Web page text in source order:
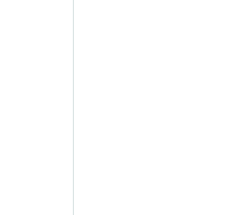
במרכז, כגון משחקים עם
שלוה בתוך רגעים ספורים.
מתוך שליחות."